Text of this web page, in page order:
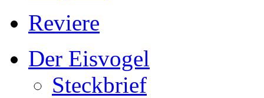
Reviere
Der Eisvogel
Steckbrief